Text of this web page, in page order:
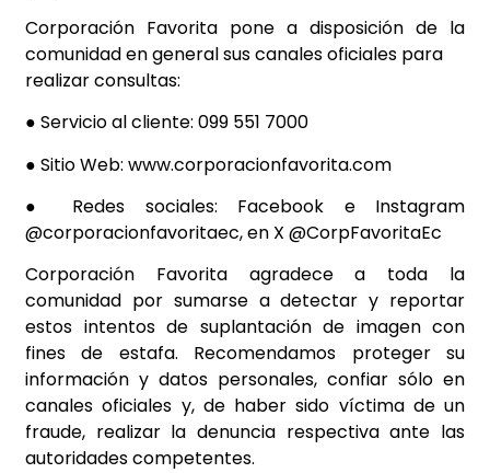
Corporación Favorita pone a disposición de la
comunidad en general sus canales oficiales para
realizar consultas:
● Servicio al cliente: 099 551 7000
● Sitio Web: www.corporacionfavorita.com
● Redes sociales: Facebook e Instagram
@corporacionfavoritaec, en X @CorpFavoritaEc
Corporación Favorita agradece a toda la
comunidad por sumarse a detectar y reportar
estos intentos de suplantación de imagen con
fines de estafa. Recomendamos proteger su
información y datos personales, confiar sólo en
canales oficiales y, de haber sido víctima de un
fraude, realizar la denuncia respectiva ante las
autoridades competentes.